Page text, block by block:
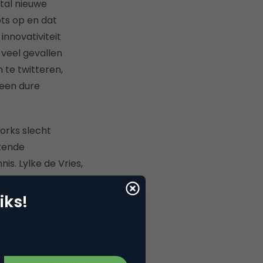
nieuwe
op en dat
gevallen
te twitteren,
dure
slecht
Lylke de Vries,
Twitter,
op een
gedaan met
met social